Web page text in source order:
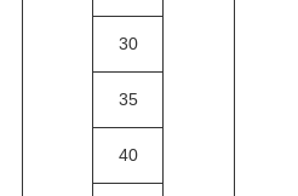
30
35
40